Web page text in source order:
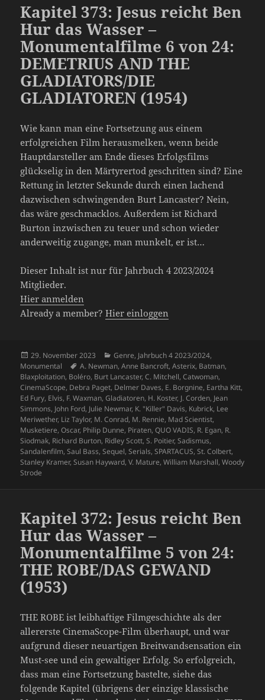
Kapitel 373: Jesus reicht Ben
Hur das Wasser –
Monumentalfilme 6 von 24:
DEMETRIUS AND THE
GLADIATORS/DIE
GLADIATOREN (1954)
Wie kann man eine Fortsetzung aus einem
erfolgreichen Film herausmelken, wenn beide
Hauptdarsteller am Ende dieses Erfolgsfilms
glückselig in den Märtyrertod geschritten sind? Eine
Rettung in letzter Sekunde durch einen lachend
dazwischen schwingenden Burt Lancaster? Nein,
das wäre geschmacklos. Außerdem ist Richard
Burton inzwischen zu teuer und schon wieder
anderweitig zugange, man munkelt, er ist…
Dieser Inhalt ist nur für Jahrbuch 4 2023/2024
Mitglieder.
Hier anmelden
Already a member?Hier einloggen
Veröffentlicht
am
29. November 2023 Kategorien
Genre, Jahrbuch 4 2023/2024,
Monumental
Schlagwörter
A. Newman,Anne Bancroft,Asterix, Batman,
Blaxploitation, Boléro, Burt Lancaster,C. Mitchell,Catwoman,
CinemaScope, Debra Paget, Delmer Daves, E. Borgnine, Eartha Kitt,
Ed Fury, Elvis, F. Waxman,Gladiatoren, H. Koster, J. Corden, Jean
Simmons, John Ford, Julie Newmar, K. "Killer" Davis, Kubrick, Lee
Meriwether, Liz Taylor, M. Conrad, M. Rennie, Mad Scientist,
Musketiere,Oscar, Philip Dunne, Piraten,QUO VADIS, R. Egan, R.
Siodmak, Richard Burton, Ridley Scott,S. Poitier,Sadismus,
Sandalenfilm,Saul Bass,Sequel,Serials,SPARTACUS,St. Colbert,
Stanley Kramer,Susan Hayward,V. Mature,William Marshall,Woody
Strode
Kapitel 372: Jesus reicht Ben
Hur das Wasser –
Monumentalfilme 5 von 24:
THE ROBE/DAS GEWAND
(1953)
THE ROBE ist leibhaftige Filmgeschichte als der
allererste CinemaScope-Film überhaupt, und war
aufgrund dieser neuartigen Breitwandsensation ein
Must-see und ein gewaltiger Erfolg. So erfolgreich,
dass man eine Fortsetzung bastelte, siehe das
folgende Kapitel (übrigens der einzige klassische